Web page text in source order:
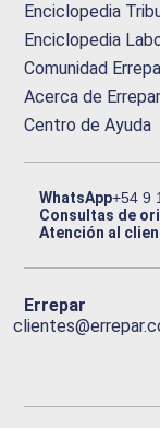
Enciclopedia
Enciclopedia
Comunidad
Acerca de Errepar
Centro de Ayuda
WhatsApp+54 9
Consultas de
Atención al
Errepar